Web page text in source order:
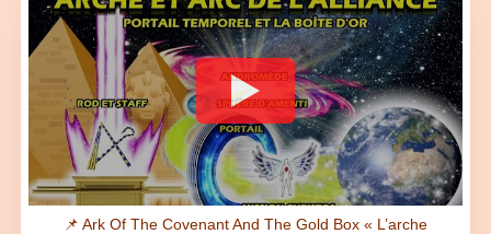
📌 Ark Of The Covenant And The Gold Box « L’arche